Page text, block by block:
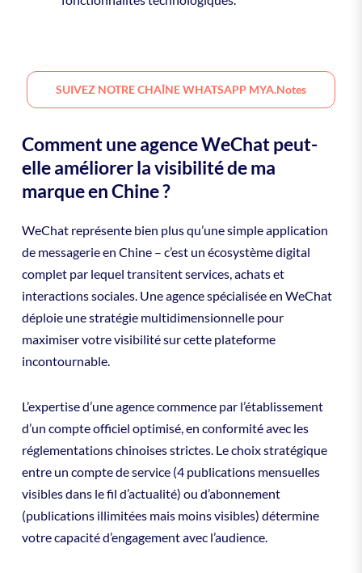
SUIVEZ NOTRE CHAÎNE WHATSAPP MYA.notes
Comment une agence WeChat peut-
elle améliorer la visibilité de ma
marque en Chine ?
WeChat représente bien plus qu’une simple application
de messagerie en Chine – c’est un écosystème digital
complet par lequel transitent services, achats et
interactions sociales. Une agence spécialisée en WeChat
déploie une stratégie multidimensionnelle pour
maximiser votre visibilité sur cette plateforme
incontournable.
L’expertise d’une agence commence par l’établissement
d’un compte officiel optimisé, en conformité avec les
réglementations chinoises strictes. Le choix stratégique
entre un compte de service (4 publications mensuelles
visibles dans le fil d’actualité) ou d’abonnement
(publications illimitées mais moins visibles) détermine
votre capacité d’engagement avec l’audience.